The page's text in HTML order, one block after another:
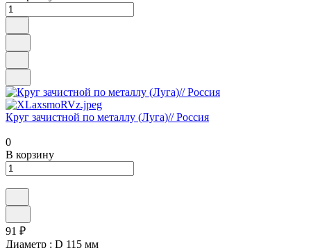
Круг зачистной по металлу (Луга)// Россия
0
В корзину
91 ₽
Диаметр : D 115 мм